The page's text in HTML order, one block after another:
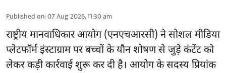
Published on:07 Aug 2026, 11:30 am
राष्ट्रीय मानवाधिकार आयोग(एनएचआरसी) ने सोशल मीडिया
प्लेटफॉर्म इंस्टाग्राम पर बच्चों के यौन शोषण से जुड़े कंटेंट को
लेकर कड़ी कार्रवाई शुरू कर दी है। आयोग के सदस्य प्रियांक